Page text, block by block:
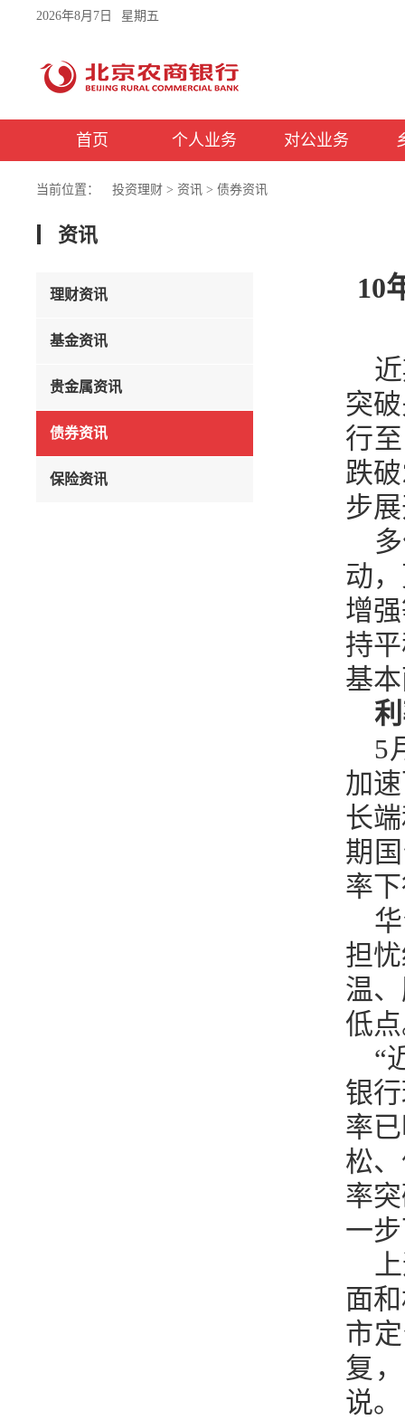
2026年8月7日 星期五
首页 个人业务 对公业务
当前位置： 投资理财 > 资讯 > 债券资讯
资讯
理财资讯
基金资讯
贵金属资讯
债券资讯
保险资讯
10
突
行
跌
步
动
增
持
基
5
加
长
期
率
担
温
低
“
银
率
松
率
一
面
市
复
说。